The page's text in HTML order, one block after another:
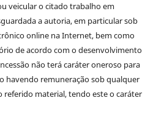
veicular o citado trabalho em
a autoria, em particular sob
online na Internet, bem como
de acordo com o desenvolvimento
não terá caráter oneroso para
havendo remuneração sob qualquer
referido material, tendo este o caráter